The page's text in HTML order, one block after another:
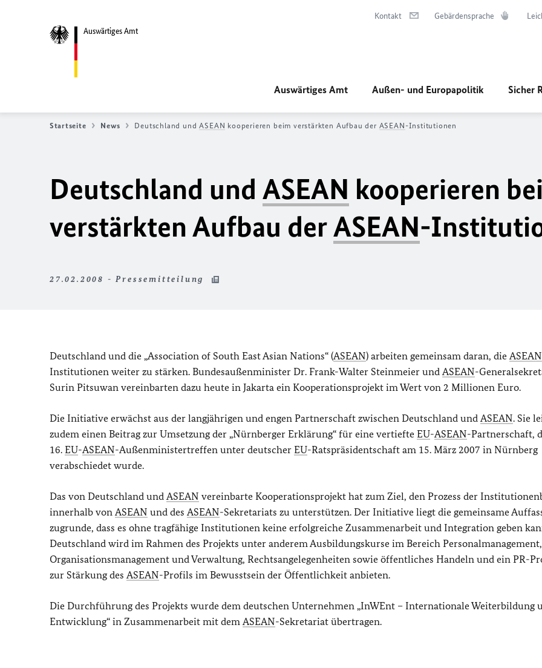
Auswärtiges Amt
Kontakt Gebärdensprache
Auswärtiges Amt Außen- und Europapolitik Sicher
Startseite News Deutschland undASEAN kooperieren beim verstärkten Aufbau der ASEAN -Institutionen
Deutschland und ASEAN kooperieren
verstärkten Aufbau derASEAN-
27.02.2008 - Pressemitteilung
Deutschland und die „Association of South East Asian Nations“ (ASEAN) arbeiten gemeinsam daran, die ASEAN
Institutionen weiter zu stärken. Bundesaußenminister Dr. Frank-Walter Steinmeier und ASEAN-
Surin Pitsuwan vereinbarten dazu heute in Jakarta ein Kooperationsprojekt im Wert von 2 Millionen Euro.
Die Initiative erwächst aus der langjährigen und engen Partnerschaft zwischen Deutschland und ASEAN. Sie
zudem einen Beitrag zur Umsetzung der „Nürnberger Erklärung“ für eine vertiefte EU-ASEAN-Partnerschaft,
16. EU-ASEAN-Außenministertreffen unter deutscher EU-Ratspräsidentschaft am 15. März 2007 in Nürnberg
verabschiedet wurde.
Das von Deutschland und ASEAN vereinbarte Kooperationsprojekt hat zum Ziel, den Prozess der
innerhalb von ASEAN und des ASEAN-Sekretariats zu unterstützen. Der Initiative liegt die gemeinsame
zugrunde, dass es ohne tragfähige Institutionen keine erfolgreiche Zusammenarbeit und Integration geben
Deutschland wird im Rahmen des Projekts unter anderem Ausbildungskurse im Bereich Personalmanagement,
Organisationsmanagement und Verwaltung, Rechtsangelegenheiten sowie öffentliches Handeln und ein PR-
zur Stärkung des ASEAN-Profils im Bewusstsein der Öffentlichkeit anbieten.
Die Durchführung des Projekts wurde dem deutschen Unternehmen „InWEnt – Internationale Weiterbildung
Entwicklung“ in Zusammenarbeit mit dem ASEAN-Sekretariat übertragen.